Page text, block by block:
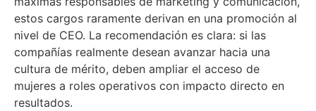
estos cargos raramente derivan en una promoción al
nivel de CEO. La recomendación es clara: si las
compañías realmente desean avanzar hacia una
cultura de mérito, deben ampliar el acceso de
mujeres a roles operativos con impacto directo en
resultados.